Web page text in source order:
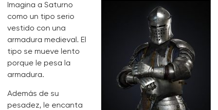
Imagina a Saturno
como un tipo serio
vestido con una
armadura medieval. El
tipo se mueve lento
porque le pesa la
armadura.
Además de su
pesadez, le encanta